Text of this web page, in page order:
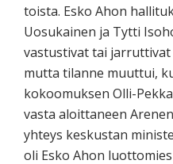
toista. Esko Ahon
Uosukainen ja Tytti
vastustivat tai
mutta tilanne muuttui,
kokoomuksen Olli-
vasta aloittaneen
yhteys keskustan
oli Esko Ahon